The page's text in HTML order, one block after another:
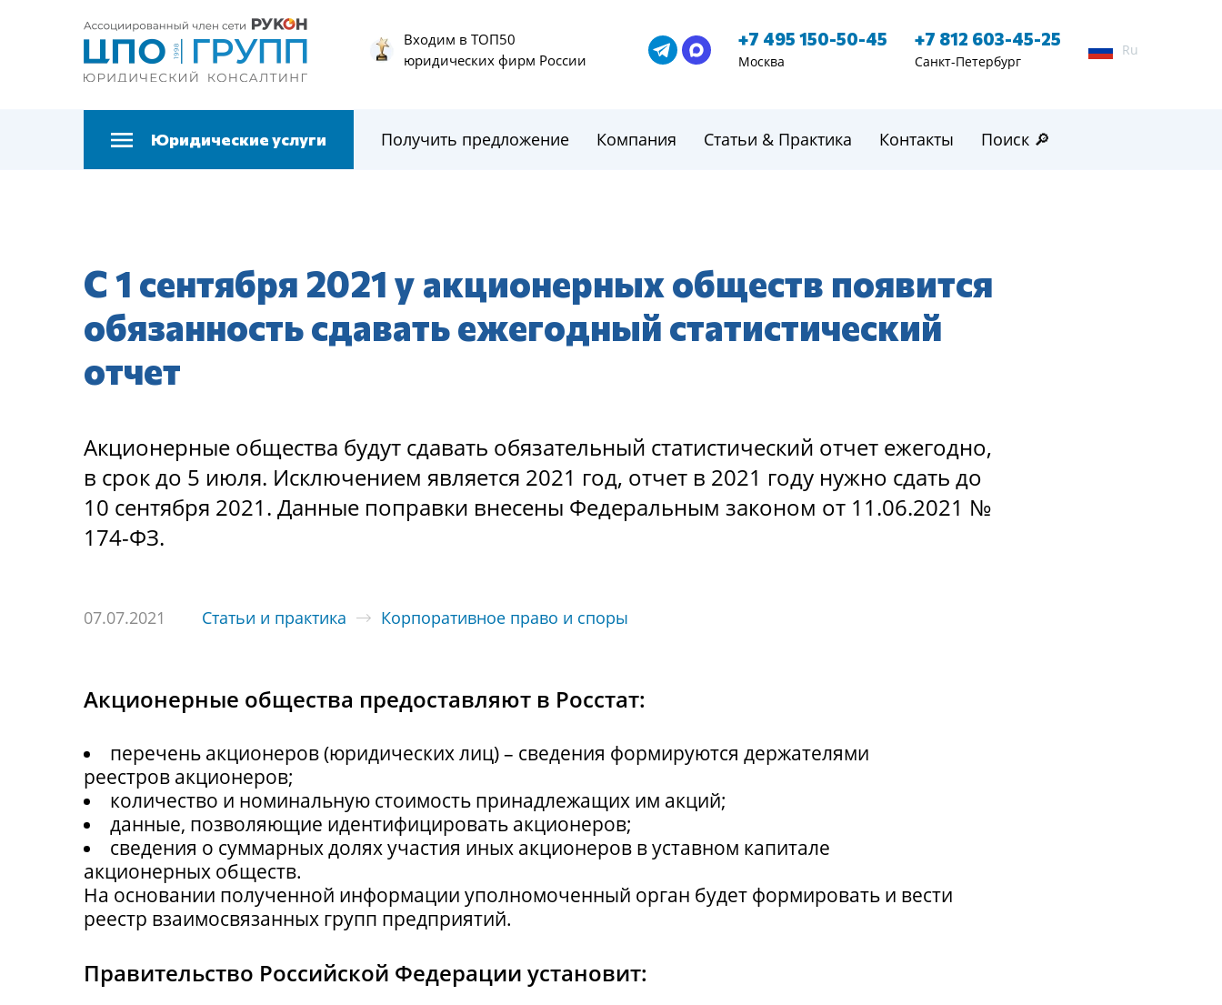
Входим в ТОП50
юридических фирм России
+7 495 150-50-45
Москва
+7 812 603-45-25
Санкт-Петербург
Ru
Юридические услуги Получить предложение Компания Статьи & Практика Контакты Поиск 🔎
С 1 сентября 2021 у акционерных обществ появится
обязанность сдавать ежегодный статистический
отчет
Акционерные общества будут сдавать обязательный статистический отчет ежегодно,
в срок до 5 июля. Исключением является 2021 год, отчет в 2021 году нужно сдать до
10 сентября 2021. Данные поправки внесены Федеральным законом от 11.06.2021 №
174-ФЗ.
07.07.2021 Статьи и практика Корпоративное право и споры
Акционерные общества предоставляют в Росстат:
перечень акционеров (юридических лиц) – сведения формируются держателями
реестров акционеров;
количество и номинальную стоимость принадлежащих им акций;
данные, позволяющие идентифицировать акционеров;
сведения о суммарных долях участия иных акционеров в уставном капитале
акционерных обществ.
На основании полученной информации уполномоченный орган будет формировать и вести
реестр взаимосвязанных групп предприятий.
Правительство Российской Федерации установит: